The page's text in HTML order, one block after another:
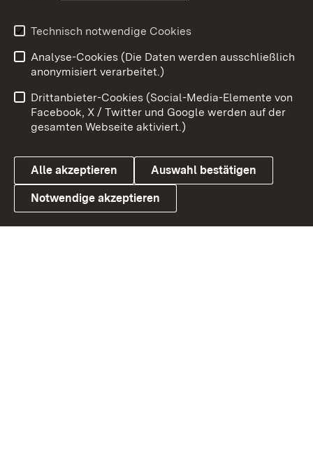
Link zum Landesportal
Benutzungshinweise
Barrierefreiheit
Datenschutz
Cookies
Technisch notwendige Cookies
Analyse-Cookies (Die Daten werden ausschließlich
anonymisiert verarbeitet.)
Drittanbieter-Cookies (Social-Media-Elemente von
Facebook, X / Twitter und Google werden auf der
gesamten Webseite aktiviert.)
Alle akzeptieren Auswahl bestätigen
Notwendige akzeptieren